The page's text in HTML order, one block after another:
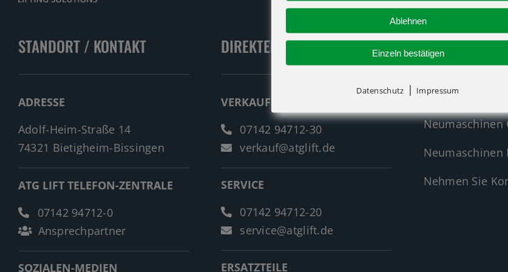
STANDORT / KONTAKT
ADRESSE
Adolf-Heim-Straße 14
74321 Bietigheim-Bissingen
ATG LIFT TELEFON-ZENTRALE
07142 94712-0
Ansprechpartner
SOZIALEN-MEDIEN
DIREKTER-KONTAKT
VERKAUF
07142 94712-30
verkauf@atglift.de
SERVICE
07142 94712-20
service@atglift.de
ERSATZTEILE
Neumaschinen
Neumaschinen
Neumaschinen
Nehmen Sie
Ablehnen
Einzeln bestätigen
Datenschutz | Impressum